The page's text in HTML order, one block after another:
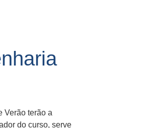
Verão terão a
do curso, serve